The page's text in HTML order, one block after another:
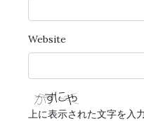
Website
上に表示された文字を入